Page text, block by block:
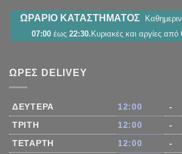
ΩΡΑΡΙΟ ΚΑΤΑΣΤΗΜΑΤΟΣ
07:00 έως 22:30.Κυριακές και αργίες από
ΏΡΕΣ DELIVEY
ΔΕΥΤΈΡΑ 12:00 -
ΤΡΊΤΗ
12:00 -
ΤΕΤΆΡΤΗ
12:00 -